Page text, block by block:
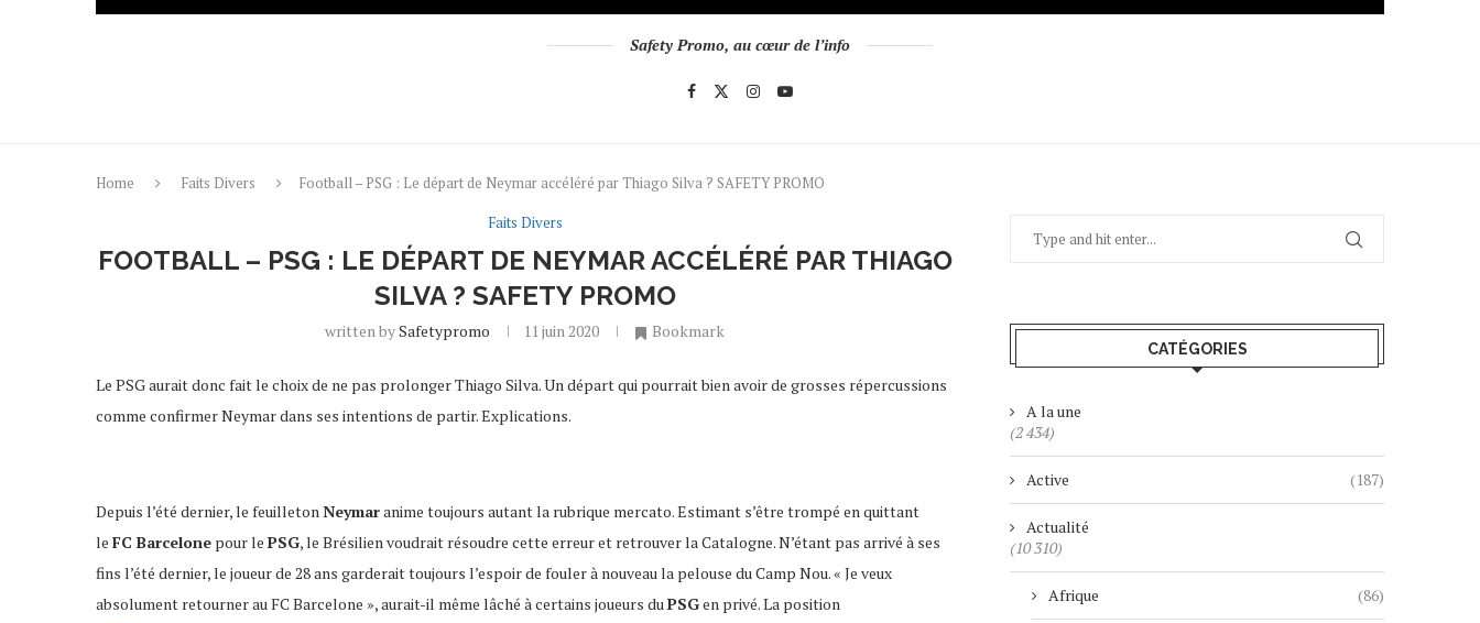
Safety Promo, au cœur de l’info
Home Faits Divers
Football – PSG : Le départ de Neymar accéléré par Thiago Silva ? SAFETY PROMO
Faits Divers
FOOTBALL – PSG : LE DÉPART DE NEYMAR ACCÉLÉRÉ PAR THIAGO
SILVA ? SAFETY PROMO
written bySafetypromo 11 juin 2020 Bookmark
Le PSG aurait donc fait le choix de ne pas prolonger Thiago Silva. Un départ qui pourrait bien avoir de grosses répercussions
comme confirmer Neymar dans ses intentions de partir. Explications.
Depuis l’été dernier, le feuilletonNeymaranime toujours autant la rubrique mercato. Estimant s’être trompé en quittant
le FC Barcelone pour le PSG, le Brésilien voudrait résoudre cette erreur et retrouver la Catalogne. N’étant pas arrivé à ses
fins l’été dernier, le joueur de 28 ans garderait toujours l’espoir de fouler à nouveau la pelouse du Camp Nou. « Je veux
absolument retourner au FC Barcelone », aurait-il même lâché à certains joueurs duPSGen privé. La position
CATÉGORIES
A la une
(2 434)
Active (187)
Actualité
(10 310)
Afrique (86)